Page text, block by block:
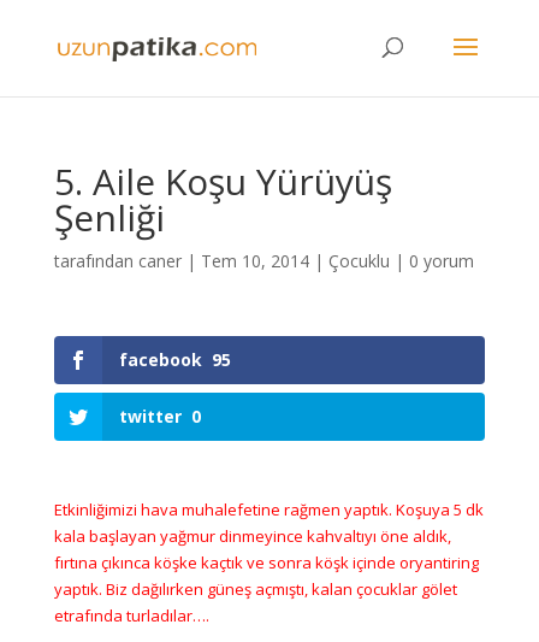
5. Aile Koşu Yürüyüş
Şenliği
tarafından caner| Tem 10, 2014| Çocuklu | 0 yorum
facebook 95
twitter 0
Etkinliğimizi hava muhalefetine rağmen yaptık. Koşuya 5 dk
kala başlayan yağmur dinmeyince kahvaltıyı öne aldık,
fırtına çıkınca köşke kaçtık ve sonra köşk içinde oryantiring
yaptık. Biz dağılırken güneş açmıştı, kalan çocuklar gölet
etrafında turladılar….